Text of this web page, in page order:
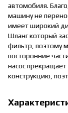
автомобиля.
машину не
имеет широкий
Шланг который
фильтр, поэтому
посторонние
насос
конструкцию,